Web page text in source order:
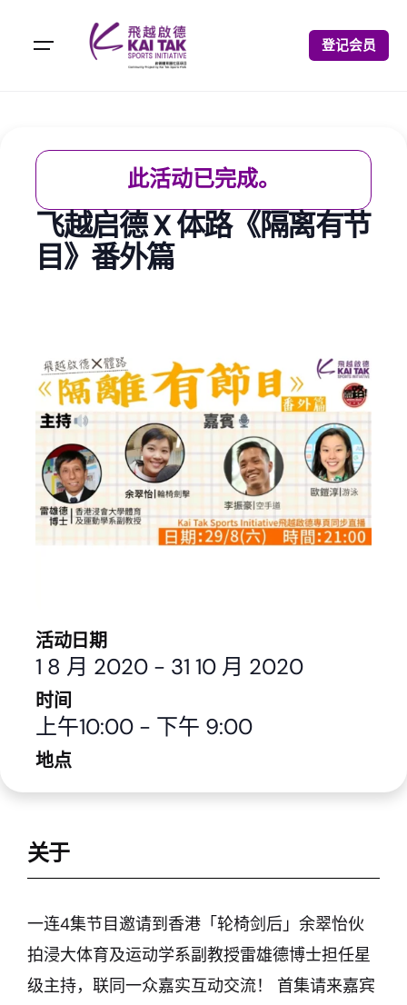
登记会员
关于
一连4集节目邀请到香港「轮椅剑后」余翠怡伙
拍浸大体育及运动学系副教授雷雄德博士担任星
级主持，联同一众嘉实互动交流！ 首集请来嘉宾
此活动已完成。
飞越启德 X 体路《隔离有节
目》番外篇
活动日期
1 8 月 2020 - 31 10 月 2020
时间
上午10:00 - 下午 9:00
地点